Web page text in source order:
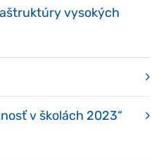
vysokých
v školách 2023“